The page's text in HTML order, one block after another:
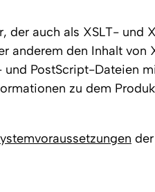
auch als XSLT- und
den Inhalt von
und PostScript-Dateien
zu dem